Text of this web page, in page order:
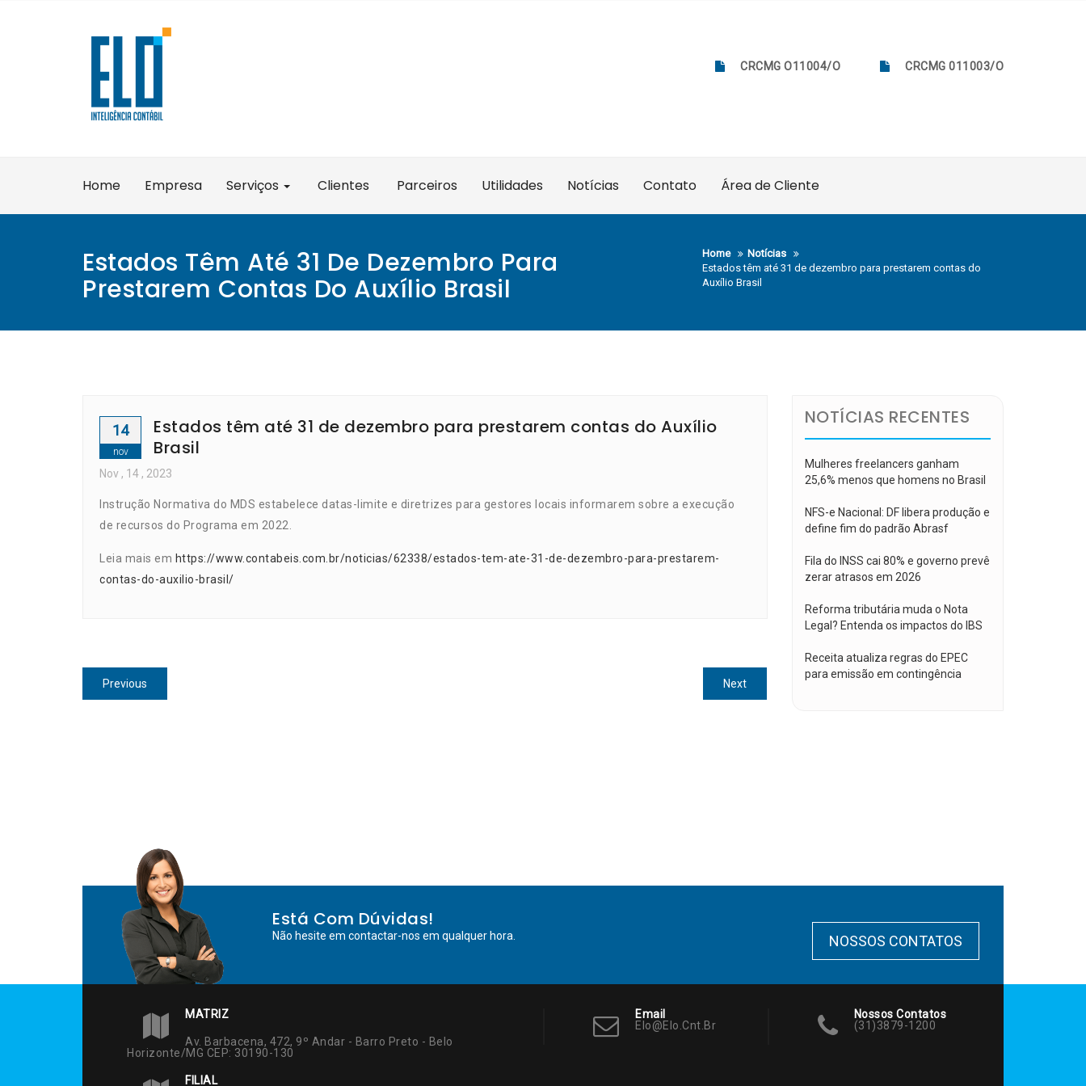
CRCMG O11004/O CRCMG 011003/O
Home Empresa Serviços Clientes Parceiros Utilidades Notícias Contato Área de Cliente
Estados Têm Até 31 De Dezembro Para
Prestarem Contas Do Auxílio Brasil
Home
Notícias
Estados têm até 31 de dezembro para prestarem contas do
Auxílio Brasil
14
nov
Estados têm até 31 de dezembro para prestarem contas do Auxílio
Brasil
Nov , 14 , 2023
Instrução Normativa do MDS estabelece datas-limite e diretrizes para gestores locais informarem sobre a execução
de recursos do Programa em 2022.
Leia mais em https://www.contabeis.com.br/noticias/62338/estados-tem-ate-31-de-dezembro-para-prestarem-
contas-do-auxilio-brasil/
Navegação
de
Previous
post:
NextNext
post:
NOTÍCIAS RECENTES
Mulheres freelancers ganham
25,6% menos que homens no Brasil
NFS-e Nacional: DF libera produção e
define fim do padrão Abrasf
Fila do INSS cai 80% e governo prevê
zerar atrasos em 2026
Reforma tributária muda o Nota
Legal? Entenda os impactos do IBS
Receita atualiza regras do EPEC
para emissão em contingência
Está Com Dúvidas!
Não hesite em contactar-nos em qualquer hora. NOSSOS CONTATOS
MATRIZ
Av. Barbacena, 472, 9º Andar - Barro Preto - Belo
Horizonte/MG CEP: 30190-130
FILIAL
Email
Elo@elo.cnt.br
Nossos Contatos
(31)3879-1200